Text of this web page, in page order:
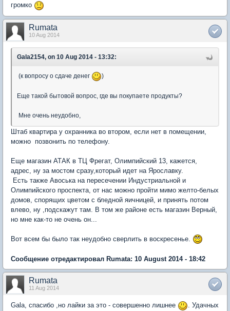
громко
Rumata
10 Aug 2014
Gala2154, on 10 Aug 2014 - 13:32:
(к вопросу о сдаче денег )
Еще такой бытовой вопрос, где вы покупаете продукты?
Мне очень неудобно,
Штаб квартира у охранника во втором, если нет в помещении,
можно позвонить по телефону.
Еще магазин АТАК в ТЦ Фрегат, Олимпийский 13, кажется,
адрес, ну за мостом сразу,который идет на Ярославку.
Есть также Авоська на пересечении Индустриальной и
Олимпийского проспекта, от нас можно пройти мимо желто-белых
домов, спорящих цветом с бледной яичницей, и принять потом
влево, ну ,подскажут там. В том же районе есть магазин Верный,
но мне как-то не очень он...
Вот всем бы было так неудобно сверлить в воскресенье.
Сообщение отредактировал Rumata: 10 August 2014 - 18:42
Rumata
11 Aug 2014
Gala, спасибо ,но лайки за это - совершенно лишнее
. Удачных